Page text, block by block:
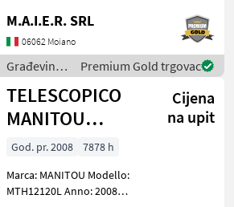
Benna liscia 1400 mm
Građevinski strojevi
Minibageri
M.A.I.E.R. SRL
06062 Moiano
Građevinski
strojevi /
Case IH
Premium Gold trgovac
TELESCOPICO
MANITOU
MHT10120L
(ANNO 2008)
Cijena
na upit
God. pr. 2008
7878 h
Marca: MANITOU Modello:
MTH12120L Anno: 2008